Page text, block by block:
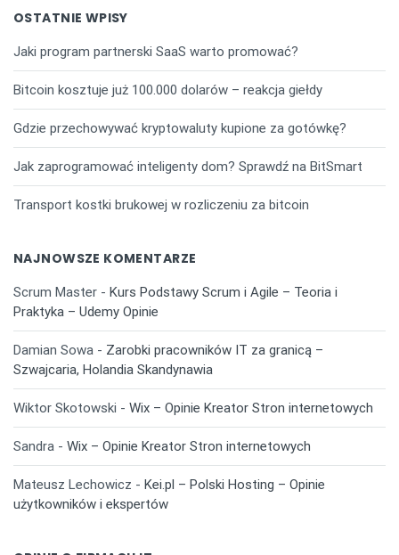
OSTATNIE WPISY
Jaki program partnerski SaaS warto promować?
Bitcoin kosztuje już 100.000 dolarów – reakcja giełdy
Gdzie przechowywać kryptowaluty kupione za gotówkę?
Jak zaprogramować inteligenty dom? Sprawdź na BitSmart
Transport kostki brukowej w rozliczeniu za bitcoin
NAJNOWSZE KOMENTARZE
Scrum Master - Kurs Podstawy Scrum i Agile – Teoria i
Praktyka – Udemy Opinie
Damian Sowa - Zarobki pracowników IT za granicą –
Szwajcaria, Holandia Skandynawia
Wiktor Skotowski - Wix – Opinie Kreator Stron internetowych
Sandra - Wix – Opinie Kreator Stron internetowych
Mateusz Lechowicz - Kei.pl – Polski Hosting – Opinie
użytkowników i ekspertów